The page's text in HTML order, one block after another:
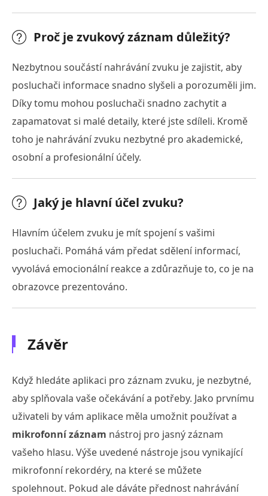
Proč je zvukový záznam důležitý?
Nezbytnou součástí nahrávání zvuku je zajistit, aby
posluchači informace snadno slyšeli a porozuměli jim.
Díky tomu mohou posluchači snadno zachytit a
zapamatovat si malé detaily, které jste sdíleli. Kromě
toho je nahrávání zvuku nezbytné pro akademické,
osobní a profesionální účely.
Jaký je hlavní účel zvuku?
Hlavním účelem zvuku je mít spojení s vašimi
posluchači. Pomáhá vám předat sdělení informací,
vyvolává emocionální reakce a zdůrazňuje to, co je na
obrazovce prezentováno.
Závěr
Když hledáte aplikaci pro záznam zvuku, je nezbytné,
aby splňovala vaše očekávání a potřeby. Jako prvnímu
uživateli by vám aplikace měla umožnit používat a
mikrofonní záznam nástroj pro jasný záznam
vašeho hlasu. Výše uvedené nástroje jsou vynikající
mikrofonní rekordéry, na které se můžete
spolehnout. Pokud ale dáváte přednost nahrávání